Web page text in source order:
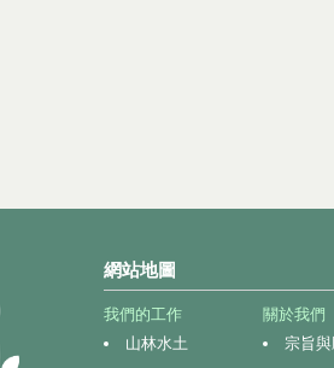
網站地圖
我們的工作
山林水土
關於我們
宗旨